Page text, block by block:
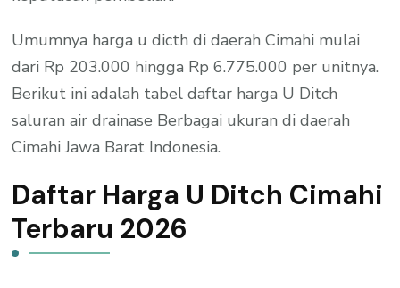
Umumnya harga u dicth di daerah Cimahi mulai
dari Rp 203.000 hingga Rp 6.775.000 per unitnya.
Berikut ini adalah tabel daftar harga U Ditch
saluran air drainase Berbagai ukuran di daerah
Cimahi Jawa Barat Indonesia.
Daftar Harga U Ditch Cimahi
Terbaru 2026